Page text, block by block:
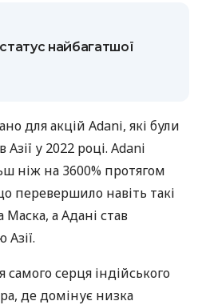
найбагатшої
для акцій Adani, які були
у 2022 році. Adani
ніж на 3600% протягом
перевершило навіть такі
Маска, а Адані став
серця індійського
де домінує низка